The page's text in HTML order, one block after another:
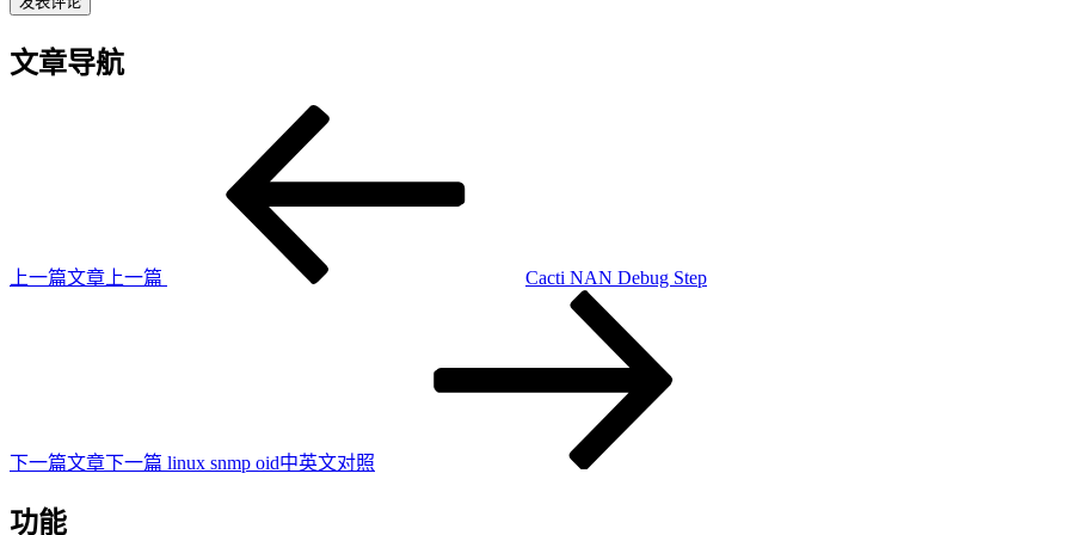
文章导航
上一篇文章 上一篇 Cacti NAN Debug Step
下一篇文章下一篇 linux snmp oid中英文对照
功能